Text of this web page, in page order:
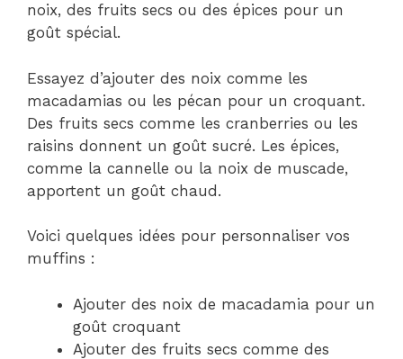
noix, des fruits secs ou des épices pour un
goût spécial.
Essayez d’ajouter des noix comme les
macadamias ou les pécan pour un croquant.
Des fruits secs comme les cranberries ou les
raisins donnent un goût sucré. Les épices,
comme la cannelle ou la noix de muscade,
apportent un goût chaud.
Voici quelques idées pour personnaliser vos
muffins :
Ajouter des noix de macadamia pour un
goût croquant
Ajouter des fruits secs comme des